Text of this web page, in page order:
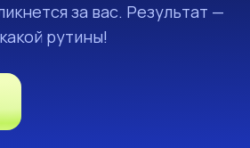
за вас. Результат —
рутины!